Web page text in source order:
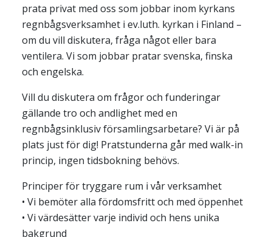
prata privat med oss som jobbar inom kyrkans
regnbågsverksamhet i ev.luth. kyrkan i Finland –
om du vill diskutera, fråga något eller bara
ventilera. Vi som jobbar pratar svenska, finska
och engelska.
Vill du diskutera om frågor och funderingar
gällande tro och andlighet med en
regnbågsinklusiv församlingsarbetare? Vi är på
plats just för dig! Pratstunderna går med walk-in
princip, ingen tidsbokning behövs.
Principer för tryggare rum i vår verksamhet
• Vi bemöter alla fördomsfritt och med öppenhet
• Vi värdesätter varje individ och hens unika
bakgrund